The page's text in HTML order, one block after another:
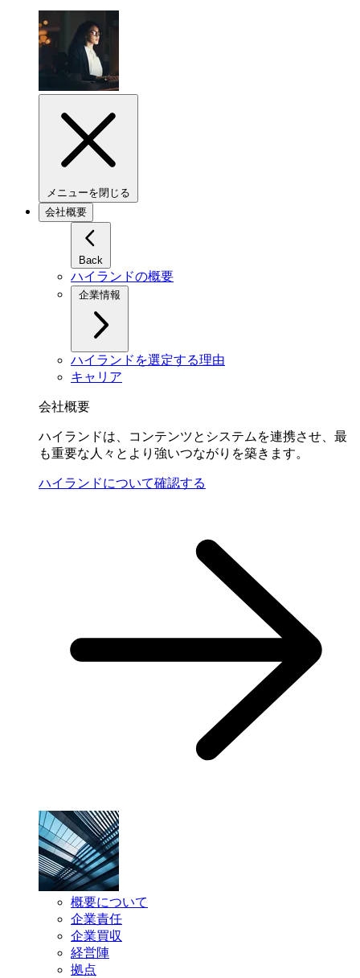
メニューを閉じる
会社概要
Back
ハイランドの概要
企業情報
ハイランドを選定する理由
キャリア
会社概要
ハイランドは、コンテンツとシステムを連携させ、最
も重要な人々とより強いつながりを築きます。
ハイランドについて確認する
概要について
企業責任
企業買収
経営陣
拠点